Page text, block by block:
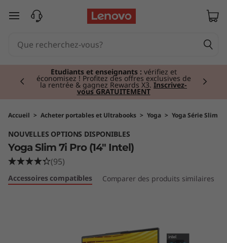
Y
m
7
passer au contenu principal
Étudiants et enseignants : vérifiez et
économisez ! Profitez des offres exclusives de
la rentrée & gagnez Rewards X3. Inscrivez-
vous GRATUITEMENT
Currently displaying item 2 of 3
Accueil > Acheter portables et Ultrabooks > Yoga > Yoga Série Slim
NOUVELLES OPTIONS DISPONIBLES
Yoga Slim 7i Pro (14" Intel)
(95)
Accessoires compatibles Comparer des produits similaires